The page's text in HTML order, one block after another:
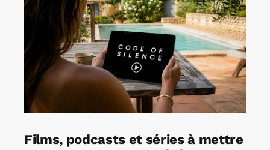
Films, podcasts et séries à mettre